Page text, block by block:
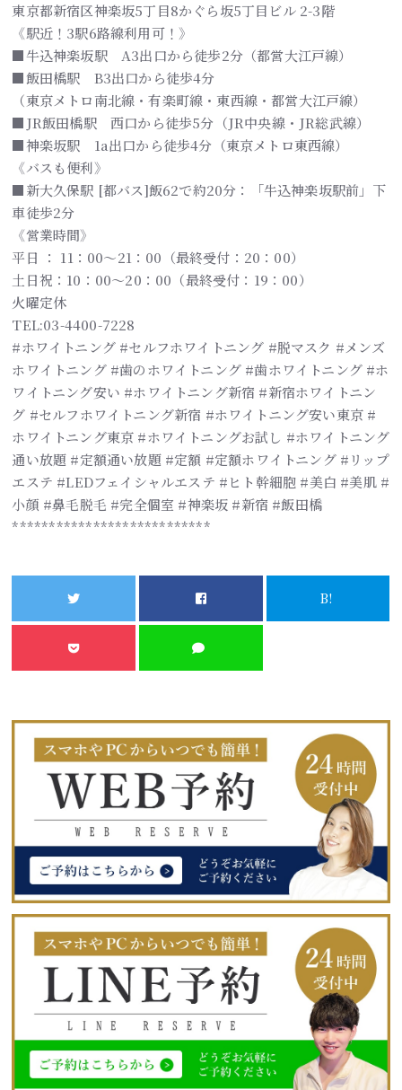
東京都新宿区神楽坂5丁目8かぐら坂5丁目ビル 2-3階
《駅近！3駅6路線利用可！》
■牛込神楽坂駅 A3出口から徒歩2分（都営大江戸線）
■飯田橋駅 B3出口から徒歩4分
（東京メトロ南北線・有楽町線・東西線・都営大江戸線）
■JR飯田橋駅 西口から徒歩5分（JR中央線・JR総武線）
■神楽坂駅 1a出口から徒歩4分（東京メトロ東西線）
《バスも便利》
■新大久保駅 [都バス]飯62で約20分：「牛込神楽坂駅前」下
車徒歩2分
《営業時間》
平日 ： 11：00～21：00（最終受付：20：00）
土日祝：10：00～20：00（最終受付：19：00）
火曜定休
TEL:03-4400-7228
#ホワイトニング #セルフホワイトニング #脱マスク #メンズ
ホワイトニング #歯のホワイトニング #歯ホワイトニング #ホ
ワイトニング安い #ホワイトニング新宿 #新宿ホワイトニン
グ #セルフホワイトニング新宿 #ホワイトニング安い東京 #
ホワイトニング東京 #ホワイトニングお試し #ホワイトニング
通い放題 #定額通い放題 #定額 #定額ホワイトニング #リップ
エステ #LEDフェイシャルエステ #ヒト幹細胞 #美白 #美肌 #
小顔 #鼻毛脱毛 #完全個室 #神楽坂 #新宿 #飯田橋
***************************
B!